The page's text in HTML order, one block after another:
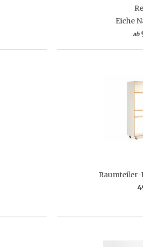
Eiche
ab
Raumteiler-